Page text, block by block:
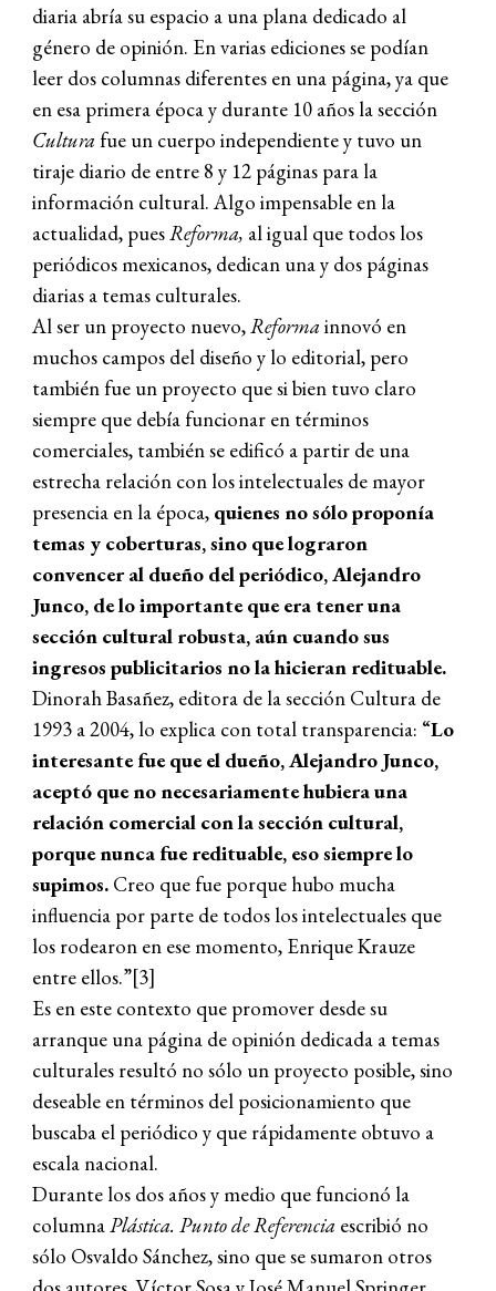
diaria abría su espacio a una plana dedicado al
género de opinión. En varias ediciones se podían
leer dos columnas diferentes en una página, ya que
en esa primera época y durante 10 años la sección
Cultura fue un cuerpo independiente y tuvo un
tiraje diario de entre 8 y 12 páginas para la
información cultural. Algo impensable en la
actualidad, puesReforma, al igual que todos los
periódicos mexicanos, dedican una y dos páginas
diarias a temas culturales.
Al ser un proyecto nuevo,Reforma innovó en
muchos campos del diseño y lo editorial, pero
también fue un proyecto que si bien tuvo claro
siempre que debía funcionar en términos
comerciales, también se edificó a partir de una
estrecha relación con los intelectuales de mayor
presencia en la época, quienes no sólo proponía
temas y coberturas, sino que lograron
convencer al dueño del periódico, Alejandro
Junco, de lo importante que era tener una
sección cultural robusta, aún cuando sus
ingresos publicitarios no la hicieran redituable.
Dinorah Basañez, editora de la sección Cultura de
1993 a 2004, lo explica con total transparencia: “Lo
interesante fue que el dueño, Alejandro Junco,
aceptó que no necesariamente hubiera una
relación comercial con la sección cultural,
porque nunca fue redituable, eso siempre lo
supimos. Creo que fue porque hubo mucha
influencia por parte de todos los intelectuales que
los rodearon en ese momento, Enrique Krauze
entre ellos.”[3]
Es en este contexto que promover desde su
arranque una página de opinión dedicada a temas
culturales resultó no sólo un proyecto posible, sino
deseable en términos del posicionamiento que
buscaba el periódico y que rápidamente obtuvo a
escala nacional.
Durante los dos años y medio que funcionó la
columnaPlástica. Punto de Referencia escribió no
sólo Osvaldo Sánchez, sino que se sumaron otros